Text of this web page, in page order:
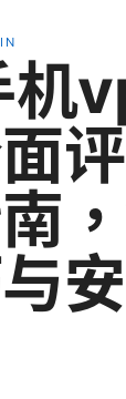
机